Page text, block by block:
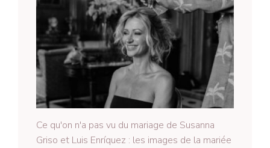
Ce qu'on n'a pas vu du mariage de Susanna
Griso et Luis Enríquez : les images de la mariée